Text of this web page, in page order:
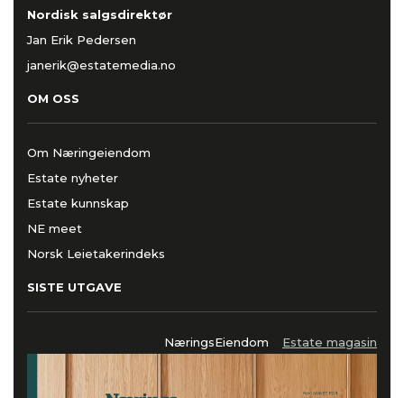
Nordisk salgsdirektør
Jan Erik Pedersen
janerik@estatemedia.no
OM OSS
Om Næringeiendom
Estate nyheter
Estate kunnskap
NE meet
Norsk Leietakerindeks
SISTE UTGAVE
NæringsEiendom Estate magasin